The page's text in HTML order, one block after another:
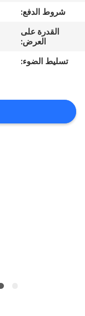
الجودة
جميع
شروط الدفع:
القدرة على
العرض:
تسليط الضوء: